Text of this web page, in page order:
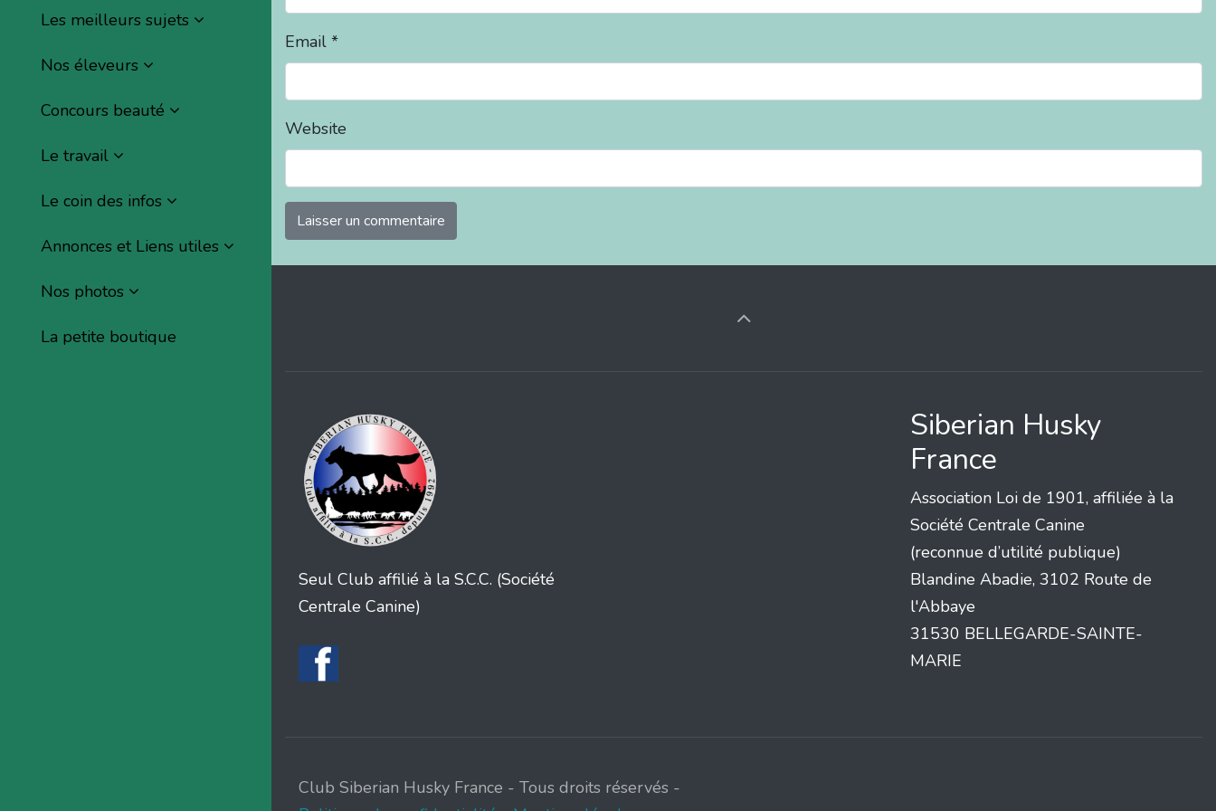
Les meilleurs sujets
Nos éleveurs
Concours beauté
Le travail
Le coin des infos
Annonces et Liens utiles
Nos photos
La petite boutique
Email *
Website
Seul Club affilié à la S.C.C. (Société
Centrale Canine)
Siberian Husky
France
Association Loi de 1901, affiliée à la
Société Centrale Canine
(reconnue d’utilité publique)
Blandine Abadie, 3102 Route de
l'Abbaye
31530 BELLEGARDE-SAINTE-
MARIE
Club Siberian Husky France - Tous droits réservés -